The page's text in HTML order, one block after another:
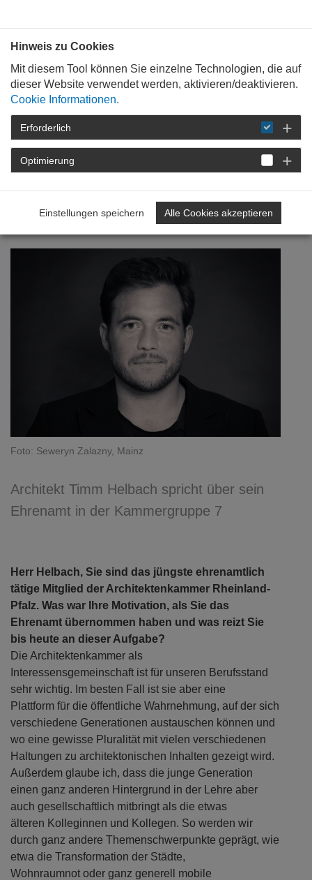
STARTSEITE
DETAIL
Leidenschaftlich engagiert
Foto: Seweryn Zalazny, Mainz
Architekt Timm Helbach spricht über sein
Ehrenamt in der Kammergruppe 7
Herr Helbach, Sie sind das jüngste ehrenamtlich
tätige Mitglied der Architektenkammer Rheinland-
Pfalz. Was war Ihre Motivation, als Sie das
Ehrenamt übernommen haben und was reizt Sie
bis heute an dieser Aufgabe?
Die Architektenkammer als
Interessensgemeinschaft ist für unseren Berufsstand
sehr wichtig. Im besten Fall ist sie aber eine
Plattform für die öffentliche Wahrnehmung, auf der sich
verschiedene Generationen austauschen können und
wo eine gewisse Pluralität mit vielen verschiedenen
Haltungen zu architektonischen Inhalten gezeigt wird.
Außerdem glaube ich, dass die junge Generation
einen ganz anderen Hintergrund in der Lehre aber
auch gesellschaftlich mitbringt als die etwas
älteren Kolleginnen und Kollegen. So werden wir
durch ganz andere Themenschwerpunkte geprägt, wie
etwa die Transformation der Städte,
Wohnraumnot oder ganz generell mobile
Hinweis zu Cookies
Mit diesem Tool können Sie einzelne Technologien, die auf
dieser Website verwendet werden, aktivieren/deaktivieren.
Cookie Informationen.
Erforderlich
Optimierung
Einstellungen speichern Alle Cookies akzeptieren